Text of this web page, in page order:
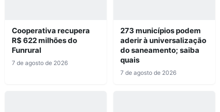
Cooperativa recupera
R$ 622 milhões do
Funrural
7 de agosto de 2026
273 municípios podem
aderir à universalização
do saneamento; saiba
quais
7 de agosto de 2026